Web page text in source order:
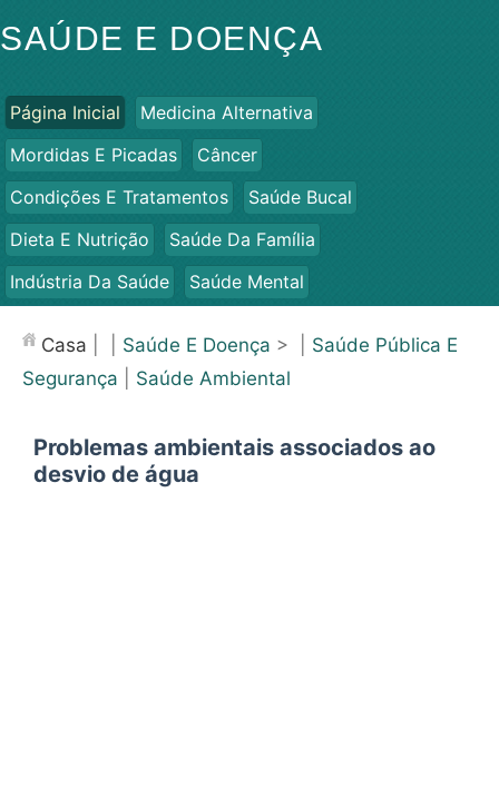
SAÚDE E DOENÇA
Página Inicial
Medicina Alternativa
Mordidas E Picadas
Câncer
Condições E Tratamentos
Saúde Bucal
Dieta E Nutrição
Saúde Da Família
Indústria Da Saúde
Saúde Mental
Saúde
Casa Saúde E Doença > | Saúde Pública E
Segurança
Saúde Ambiental
Problemas ambientais associados ao
desvio de água